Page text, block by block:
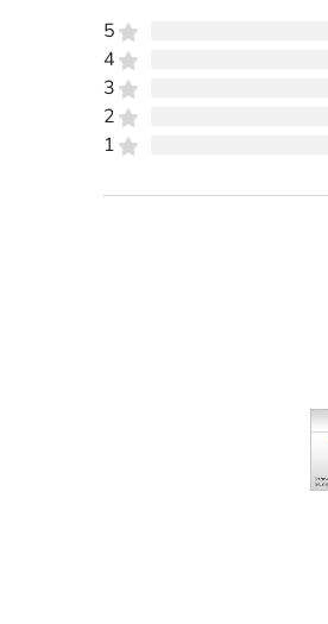
5
4
3
2
1